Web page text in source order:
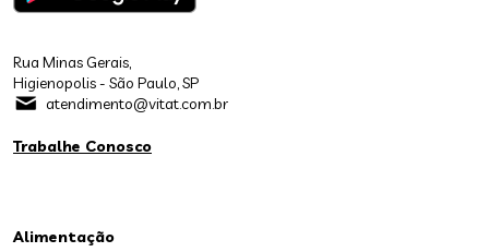
Rua Minas Gerais,
Higienopolis - São Paulo, SP
atendimento@vitat.com.br
Trabalhe Conosco
Alimentação